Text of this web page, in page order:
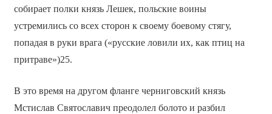
собирает полки князь Лешек, польские воины
устремились со всех сторон к своему боевому стягу,
попадая в руки врага («русские ловили их, как птиц на
притраве»)25.
В это время на другом фланге черниговский князь
Мстислав Святославич преодолел болото и разбил